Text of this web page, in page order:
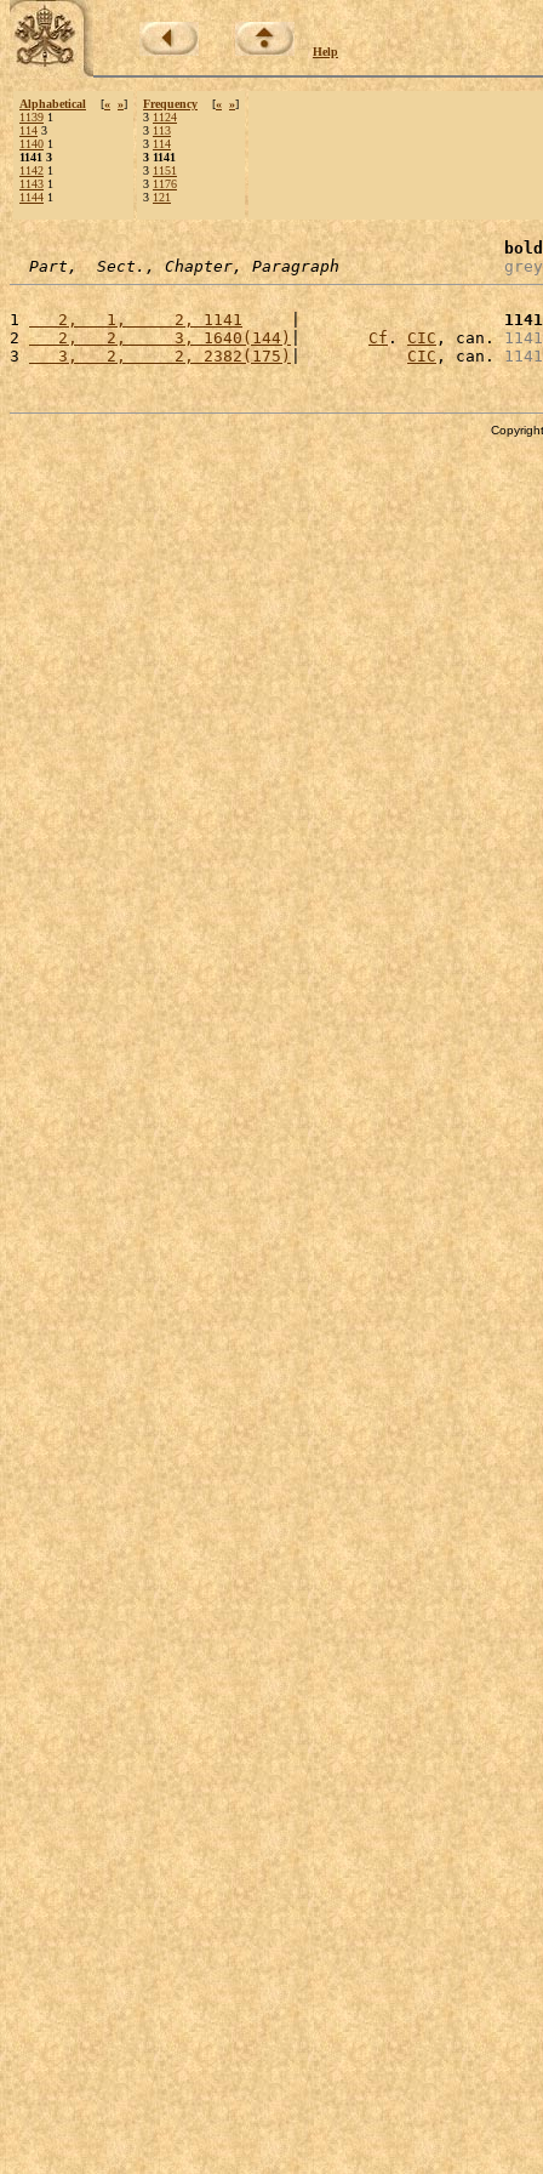
Help
Alphabetical [« »]
1139 1
114 3
1140 1
1141 3
1142 1
1143 1
1144 1
Frequency [« »]
3 1124
3 113
3 114
3 1141
3 1151
3 1176
3 121
bold
Part,  Sect., Chapter, Paragraph
grey
1
   2,   1,     2, 1141
     |
1141
2
   2,   2,     3, 1640(144)
| Cf . CIC , can. 1141
3
   3,   2,     2, 2382(175)
| CIC , can. 1141